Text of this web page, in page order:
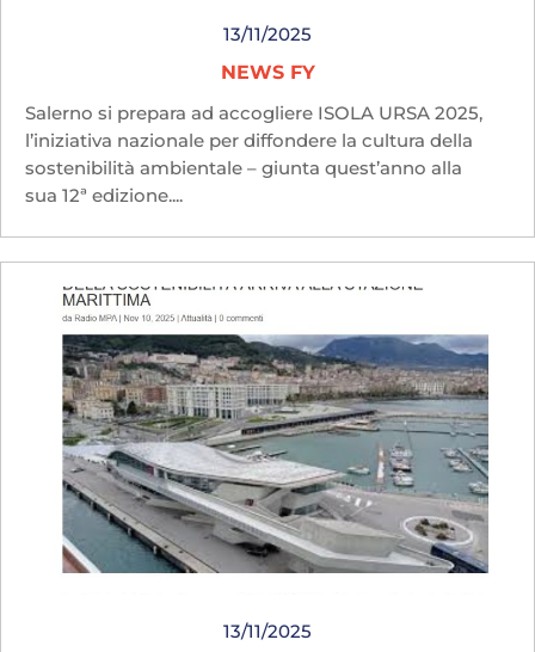
13/11/2025
NEWS FY
Salerno si prepara ad accogliere ISOLA URSA 2025,
l’iniziativa nazionale per diffondere la cultura della
sostenibilità ambientale – giunta quest’anno alla
sua 12ª edizione....
13/11/2025